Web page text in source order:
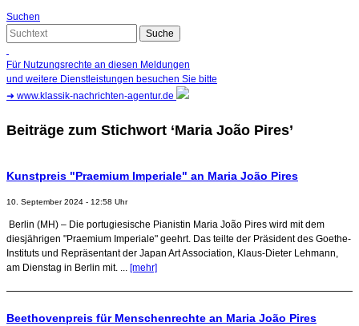
Suchen
Für Nutzungsrechte an diesen Meldungen
und weitere Dienstleistungen besuchen Sie bitte
➜ www.klassik-nachrichten-agentur.de
Beiträge zum Stichwort ‘Maria João Pires’
Kunstpreis "Praemium Imperiale" an Maria João Pires
10. September 2024 - 12:58 Uhr
Berlin (MH) – Die portugiesische Pianistin Maria João Pires wird mit dem
diesjährigen "Praemium Imperiale" geehrt. Das teilte der Präsident des Goethe-
Instituts und Repräsentant der Japan Art Association, Klaus-Dieter Lehmann,
am Dienstag in Berlin mit. ... [mehr]
Beethovenpreis für Menschenrechte an Maria João Pires